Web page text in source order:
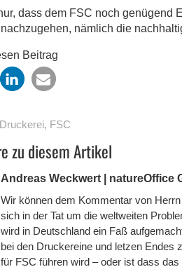
dass dem FSC noch genügend
nämlich die
Beitrag
Druckerei, FSC
zu diesem Artikel
Andreas Weckwert | natureOffice
Wir können dem Kommentar von
sich in der Tat um die weltweiten
wird in Deutschland ein Faß
bei den Druckereine und letzen Endes
für FSC führen wird – oder ist dass das